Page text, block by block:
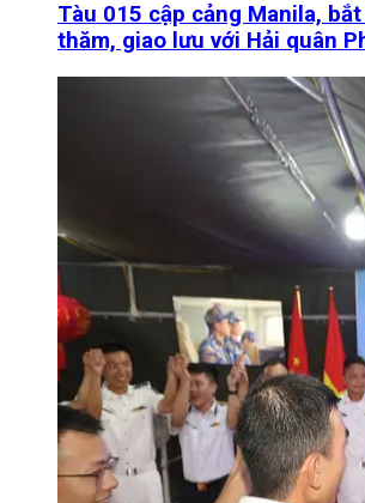
Tàu 015 cập cảng Manila,
thăm, giao lưu với Hải quân